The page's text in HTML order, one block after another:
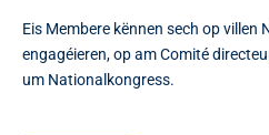
Eis Membere kënnen sech op villen
engagéieren, op am Comité
um Nationalkongress.